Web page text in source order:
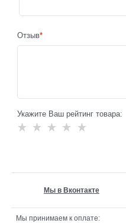
Отзыв
Укажите Ваш рейтинг товара:
Мы в Вконтакте
Мы принимаем к оплате: